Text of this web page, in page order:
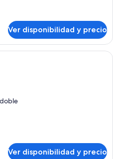
Ver disponibilidad y precio
Habitación de hotel con una mesa
doble
Ver disponibilidad y precio